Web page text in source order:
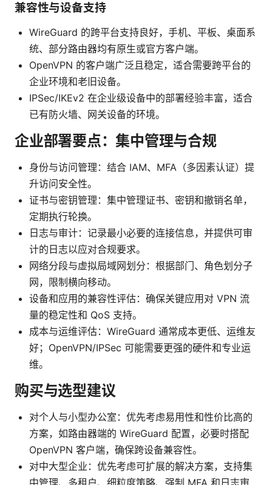
兼容性与设备支持
WireGuard 的跨平台支持良好，手机、平板、桌面系
统、部分路由器均有原生或官方客户端。
OpenVPN 的客户端广泛且稳定，适合需要跨平台的
企业环境和老旧设备。
IPSec/IKEv2 在企业级设备中的部署经验丰富，适合
已有防火墙、网关设备的环境。
企业部署要点：集中管理与合规
身份与访问管理：结合 IAM、MFA（多因素认证）提
升访问安全性。
证书与密钥管理：集中管理证书、密钥和撤销名单，
定期执行轮换。
日志与审计：记录最小必要的连接信息，并提供可审
计的日志以应对合规要求。
网络分段与虚拟局域网划分：根据部门、角色划分子
网，限制横向移动。
设备和应用的兼容性评估：确保关键应用对 VPN 流
量的稳定性和 QoS 支持。
成本与运维评估：WireGuard 通常成本更低、运维友
好；OpenVPN/IPSec 可能需要更强的硬件和专业运
维。
购买与选型建议
对个人与小型办公室：优先考虑易用性和性价比高的
方案，如路由器端的 WireGuard 配置，必要时搭配
OpenVPN 客户端，确保跨设备兼容性。
对中大型企业：优先考虑可扩展的解决方案，支持集